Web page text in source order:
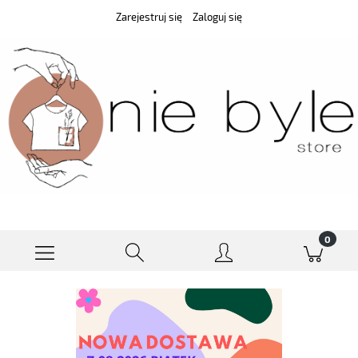
Zarejestruj się Zaloguj się